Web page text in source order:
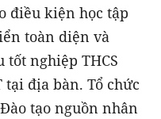
điều kiện học tập
toàn diện và
tốt nghiệp THCS
tại địa bàn. Tổ chức
tạo nguồn nhân